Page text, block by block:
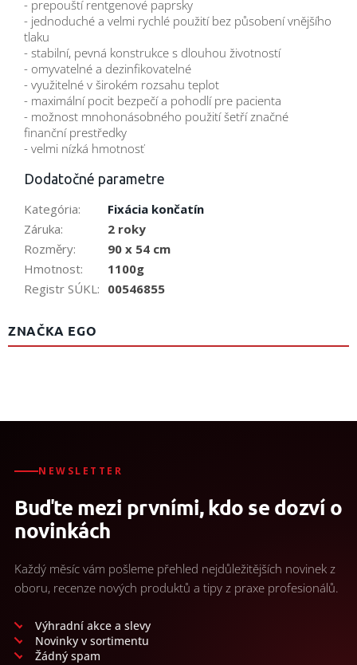
- prepouští rentgenové paprsky
- jednoduché a velmi rychlé použití bez působení vnějšího
tlaku
- stabilní, pevná konstrukce s dlouhou životností
- omyvatelné a dezinfikovatelné
- využitelné v širokém rozsahu teplot
- maximální pocit bezpečí a pohodlí pre pacienta
- možnost mnohonásobného použití šetří značné
finanční prestředky
- velmi nízká hmotnosť
Dodatočné parametre
Kategória:
Fixácia končatín
Záruka:
2 roky
Rozměry:
90 x 54 cm
Hmotnost:
1100g
Registr SÚKL: 00546855
ZNAČKA EGO
NEWSLETTER
Buďte mezi prvními, kdo se dozví o
novinkách
Každý měsíc vám pošleme přehled nejdůležitějších novinek z
oboru, recenze nových produktů a tipy z praxe profesionálů.
Výhradní akce a slevy
Novinky v sortimentu
Žádný spam